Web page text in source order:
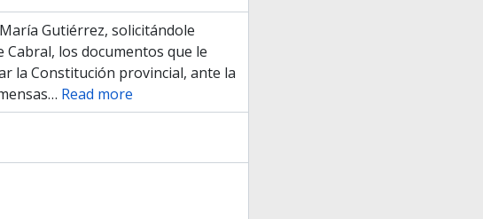
Gutiérrez, solicitándole
los documentos que le
la Constitución provincial, ante la
… Read more